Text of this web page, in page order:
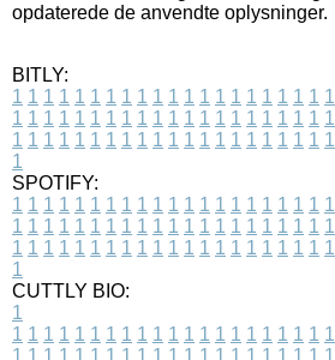
opdaterede de anvendte oplysninger.
BITLY:
1 1 1 1 1 1 1 1 1 1 1 1 1 1 1 1 1 1 1 1 1
1 1 1 1 1 1 1 1 1 1 1 1 1 1 1 1 1 1 1 1 1
1 1 1 1 1 1 1 1 1 1 1 1 1 1 1 1 1 1 1 1 1
1
SPOTIFY:
1 1 1 1 1 1 1 1 1 1 1 1 1 1 1 1 1 1 1 1 1
1 1 1 1 1 1 1 1 1 1 1 1 1 1 1 1 1 1 1 1 1
1 1 1 1 1 1 1 1 1 1 1 1 1 1 1 1 1 1 1 1 1
1
CUTTLY BIO:
1
1 1 1 1 1 1 1 1 1 1 1 1 1 1 1 1 1 1 1 1 1
1 1 1 1 1 1 1 1 1 1 1 1 1 1 1 1 1 1 1 1 1